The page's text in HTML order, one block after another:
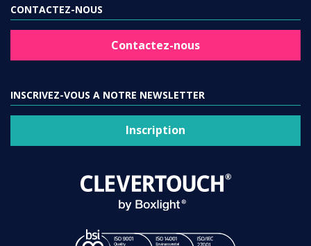
CONTACTEZ-NOUS
Contactez-nous
INSCRIVEZ-VOUS A NOTRE NEWSLETTER
Inscription